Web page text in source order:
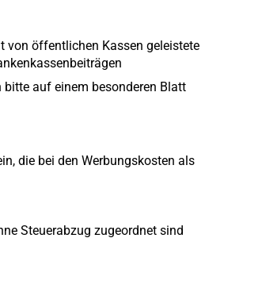
von öffentlichen Kassen geleistete
auf einem besonderen Blatt
die bei den Werbungskosten als
Steuerabzug zugeordnet sind